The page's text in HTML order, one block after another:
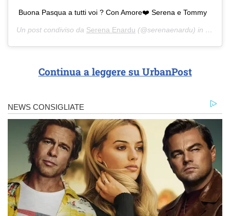
Buona Pasqua a tutti voi ? Con Amore❤️ Serena e Tommy
Un post condiviso da Serena Enardu (@serenaenardu) in data:
Continua a leggere su UrbanPost